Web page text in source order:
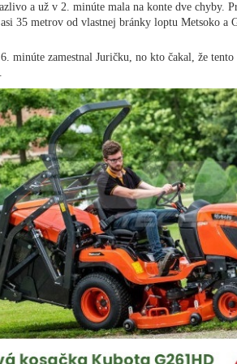
a už v 2. minúte mala na konte dve chyby.
35 metrov od vlastnej bránky loptu Metsoko a
minúte zamestnal Juričku, no kto čakal, že